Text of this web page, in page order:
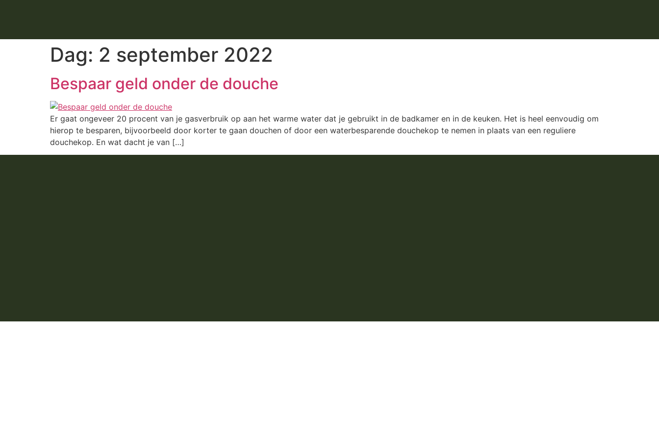
Dag: 2 september 2022
Bespaar geld onder de douche
Er gaat ongeveer 20 procent van je gasverbruik op aan het warme water dat je gebruikt in de badkamer en in de keuken. Het is heel eenvoudig om
hierop te besparen, bijvoorbeeld door korter te gaan douchen of door een waterbesparende douchekop te nemen in plaats van een reguliere
douchekop. En wat dacht je van […]